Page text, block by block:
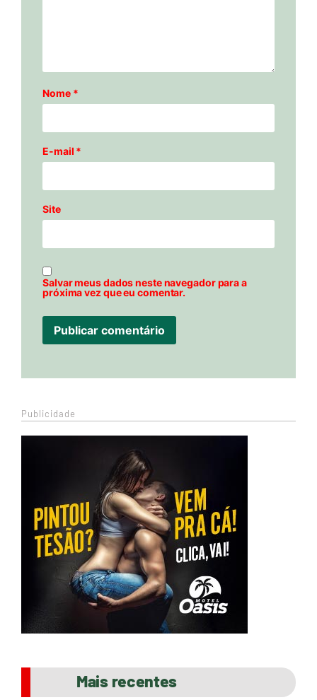
Nome *
E-mail *
Site
Salvar meus dados neste navegador para a
próxima vez que eu comentar.
Publicidade
Mais recentes